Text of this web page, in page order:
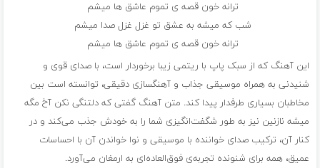
ترانه خون قصه ی تموم عاشق ها میشم
شب که میشه به عشق تو غزل غزل صدا میشم
ترانه خون قصه ی تموم عاشق ها میشم
این آهنگ که از سبک پاپ با ریتمی زیبا برخوردار است، با صدای قوی و
شنیدنی به همراه موسیقی جذاب و آهنگسازی دقیقی، توانسته است بین
مخاطبان بسیاری طرفدار پیدا کند. متن آهنگ گفتی که دلتنگی نکن آخ مگه
میشه نازنین نیز به طور شگفت‌انگیزی شما را به خودش جذب می‌کند و در
کنار آن، ترکیب صدای خواننده با موسیقی و نوا خواندن آن با احساسات
عمیق، همه برای شنونده تجربه‌ی فوق‌العاده‌ای به ارمغان می‌آورد.